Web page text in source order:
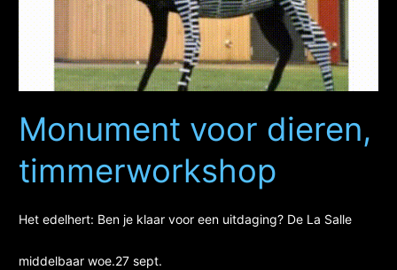
Monument voor dieren,
timmerworkshop
Het edelhert: Ben je klaar voor een uitdaging? De La Salle
middelbaar woe.27 sept.